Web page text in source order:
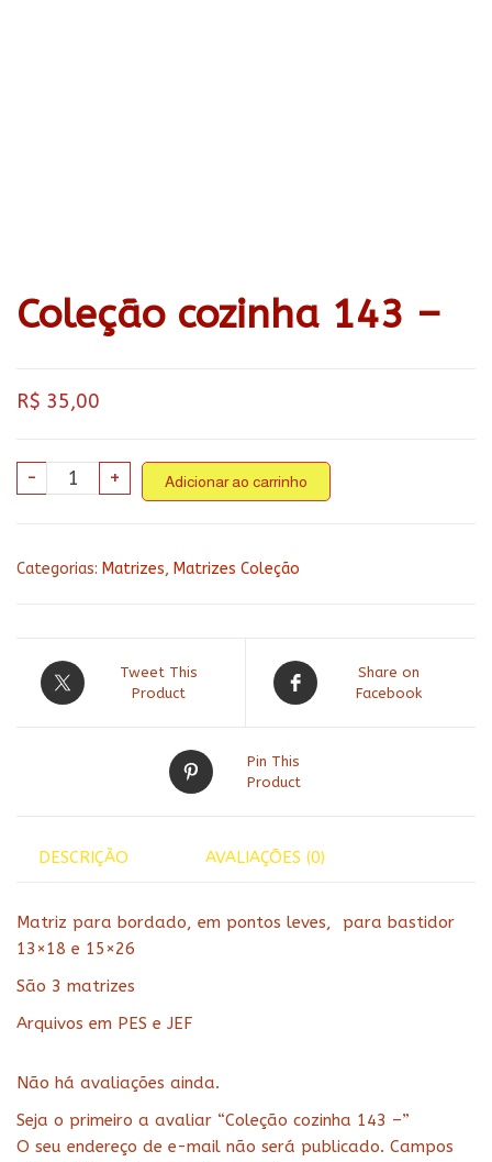
Coleção cozinha 143 –
R$ 35,00
-
Coleção
cozinha
quantidade
+ Adicionar ao carrinho
Categorias: Matrizes, Matrizes Coleção
Tweet This
Product
Share on
Facebook
Pin This
Product
DESCRIÇÃO AVALIAÇÕES (0)
Matriz para bordado, em pontos leves, para bastidor
13×18 e 15×26
São 3 matrizes
Arquivos em PES e JEF
Não há avaliações ainda.
Seja o primeiro a avaliar “Coleção cozinha 143 –”
O seu endereço de e-mail não será publicado. Campos